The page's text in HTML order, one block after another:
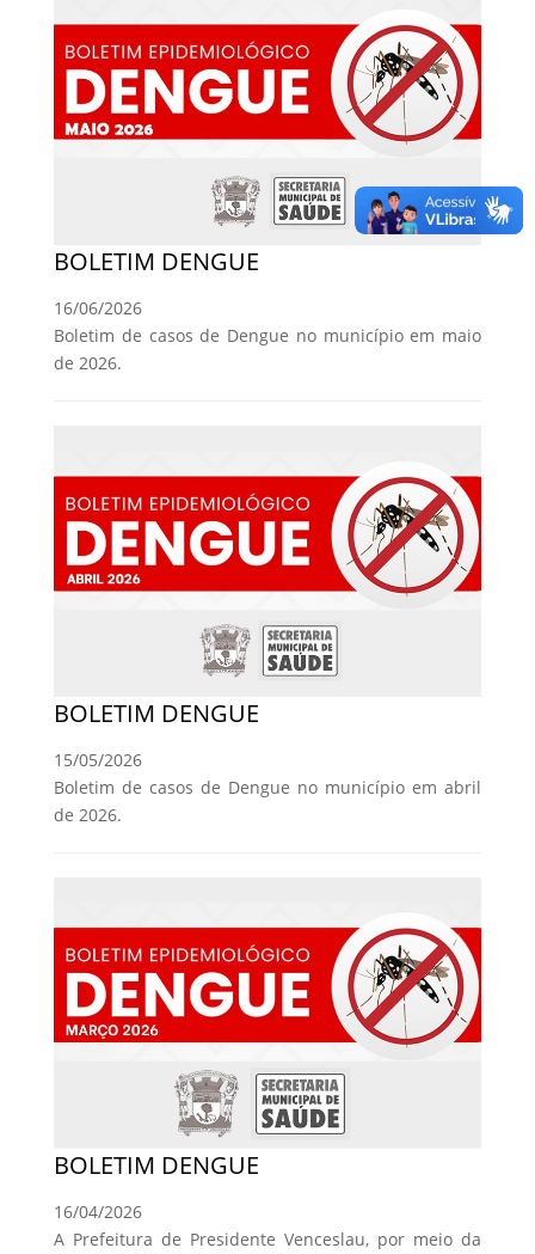
BOLETIM DENGUE
16/06/2026
Boletim de casos de Dengue no município em maio
de 2026.
BOLETIM DENGUE
15/05/2026
Boletim de casos de Dengue no município em abril
de 2026.
BOLETIM DENGUE
16/04/2026
A Prefeitura de Presidente Venceslau, por meio da